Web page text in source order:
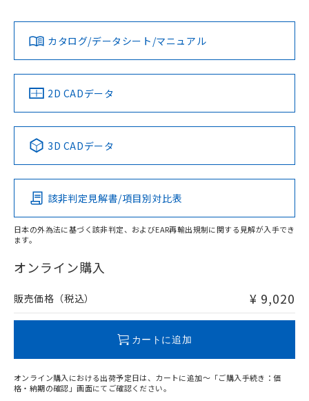
ダウンロードデータをご利用いただく前に、以下を必ずお読
みください。
ソフトウェアの使用条件
対応済み
中国 RoHS 注意事項・凡例
Pb Hg Cd Cr(VI)
O
在庫等で未対応品が混在する可能性があります。
問い合わせください。
LR型式承認
（イギリス
船舶規格）
DNV型式承認
（ノルウェー
BV型式承認
（フランス
KR型式
（韓国
Yes No No No
この製品の規格認証/適合状況ページへ
その他の認証はこちらのページからご検索ください
カタログ/データシート/マニュアル
2D CADデータ
3D CADデータ
該非判定見解書/項目別対比表
日本の外為法に基づく該非判定、およびEAR再輸出規制に関する見解が入手でき
ます。
オンライン購入
販売価格（税込） ¥ 9,020
カートに追加
オンライン購入における出荷予定日は、カートに追加～「ご購入手続き：価
格・納期の確認」画面にてご確認ください。